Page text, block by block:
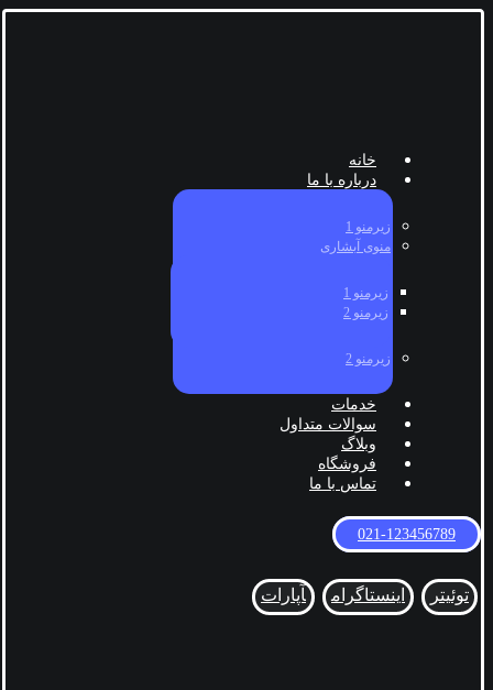
خانه
درباره با ما
زیرمنو 1
منوی آبشاری
زیرمنو 1
زیرمنو 2
زیرمنو 2
خدمات
سوالات متداول
وبلاگ
فروشگاه
تماس با ما
021-123456789
توئیتر اینستاگرام آپارات